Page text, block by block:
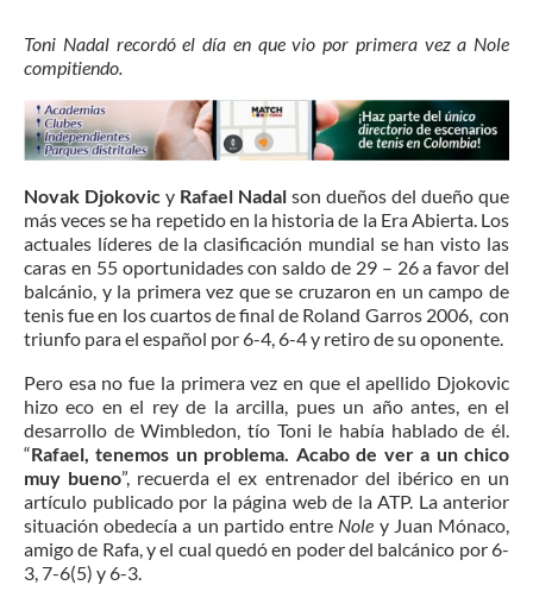
Toni Nadal recordó el día en que vio por primera vez a Nole
compitiendo.
Novak Djokovic y Rafael Nadal son dueños del dueño que
más veces se ha repetido en la historia de la Era Abierta. Los
actuales líderes de la clasificación mundial se han visto las
caras en 55 oportunidades con saldo de 29 – 26 a favor del
balcánio, y la primera vez que se cruzaron en un campo de
tenis fue en los cuartos de final de Roland Garros 2006, con
triunfo para el español por 6-4, 6-4 y retiro de su oponente.
Pero esa no fue la primera vez en que el apellido Djokovic
hizo eco en el rey de la arcilla, pues un año antes, en el
desarrollo de Wimbledon, tío Toni le había hablado de él.
“Rafael, tenemos un problema. Acabo de ver a un chico
muy bueno”, recuerda el ex entrenador del ibérico en un
artículo publicado por la página web de la ATP. La anterior
situación obedecía a un partido entre Nole y Juan Mónaco,
amigo de Rafa, y el cual quedó en poder del balcánico por 6-
3, 7-6(5) y 6-3.